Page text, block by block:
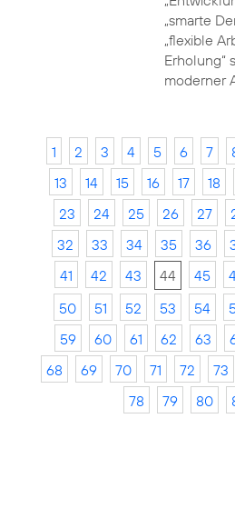
„smarte
„flexible
Erholung“
moderner
1 2 3 4 5 6 7
13
14 15 16 17 18
23
24 25 26 27
32
33 34 35 36
41
42 43 44 45
50
51 52 53 54
59
60 61 62 63
68
69 70 71 72 73
78
79 80